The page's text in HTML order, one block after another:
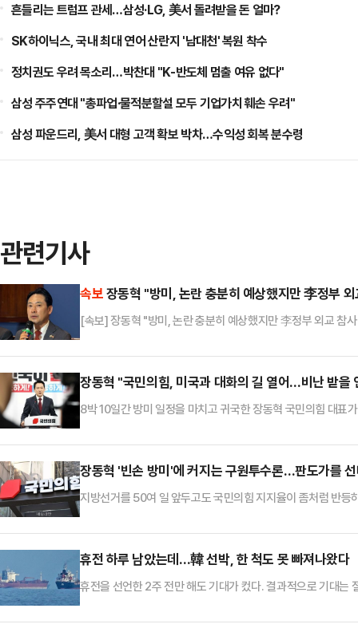
흔들리는 트럼프 관세…삼성·LG, 美서 돌려받을 돈 얼마?
SK하이닉스, 국내 최대 연어 산란지 '남대천' 복원 착수
정치권도 우려 목소리…박찬대 "K-반도체 멈출 여유 없다"
삼성 주주연대 "총파업·물적분할설 모두 기업가치 훼손 우려"
삼성 파운드리, 美서 대형 고객 확보 박차…수익성 회복 분수령
관련기사
속보장동혁 "방미, 논란 충분히 예상했지만 李정부
[속보] 장동혁 "방미, 논란 충분히 예상했지만 李정부 외교 참
장동혁 "국민의힘, 미국과 대화의 길 열어…비난 받을
8박 10일간 방미 일정을 마치고 귀국한 장동혁 국민의힘 대표
미국 정부 주요 인사들을 만나 통상 협상 등 산적한 경제 현안
같이 밝혔다.장 대표는 "헤리티지 재단, 미국국제공화연구소
"국민의힘이 미국과…
장동혁 '빈손 방미'에 커지는 구원투수론…판도가를
지방선거를 50여 일 앞두고도 국민의힘 지지율이 좀처럼 반
는 사실상 마지막 카드로 선대위원장 역할이 부각되면서 누가
다.오세훈 서울특별시장은 19일 서울 종로구의 한 식당에서
독립 선대위를 꾸렸다.오…
휴전 하루 남았는데…韓 선박, 한 척도 못 빠져나왔다
휴전을 선언한 2주 전만 해도 기대가 컸다. 결과적으로 기대
국 선박은 여전히 전장에서 벗어나지 못하고 있다.지난 8일 체